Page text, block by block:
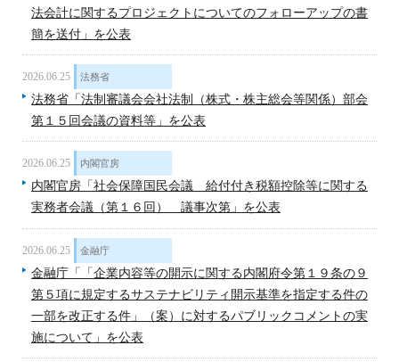
法会計に関するプロジェクトについてのフォローアップの書
簡を送付」を公表
2026.06.25 法務省
法務省「法制審議会会社法制（株式・株主総会等関係）部会
第１５回会議の資料等」を公表
2026.06.25 内閣官房
内閣官房「社会保障国民会議 給付付き税額控除等に関する
実務者会議（第１６回） 議事次第」を公表
2026.06.25 金融庁
金融庁「「企業内容等の開示に関する内閣府令第１９条の９
第５項に規定するサステナビリティ開示基準を指定する件の
一部を改正する件」（案）に対するパブリックコメントの実
施について」を公表